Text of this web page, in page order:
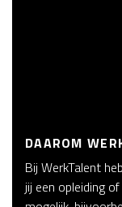
DAAROM
Bij WerkTalent
jij een opleiding